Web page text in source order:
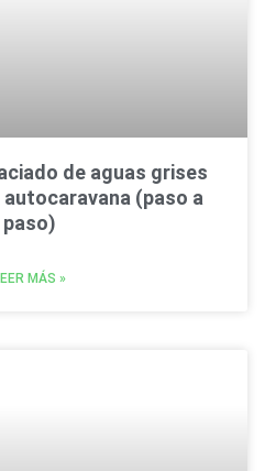
de aguas grises
(paso a
paso)
MÁS »